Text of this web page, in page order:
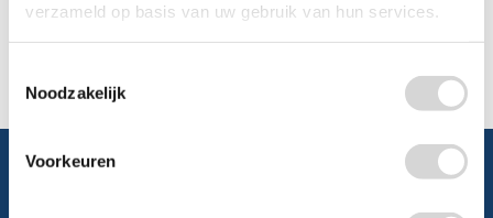
verzameld op basis van uw gebruik van hun services.
Noodzakelijk
Voorkeuren